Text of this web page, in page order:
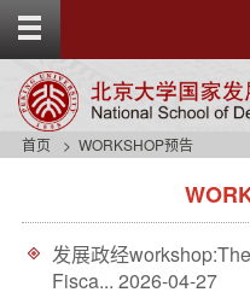
g
t
首页 WORKSHOP预告
发展政经
Fisca... 2026-04-27